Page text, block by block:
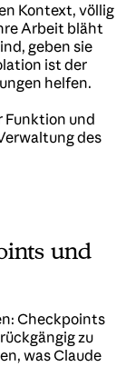
Kontext, völlig
Arbeit bläht
geben sie
ist der
helfen.
Funktion und
des
und
Checkpoints
zu
was Claude